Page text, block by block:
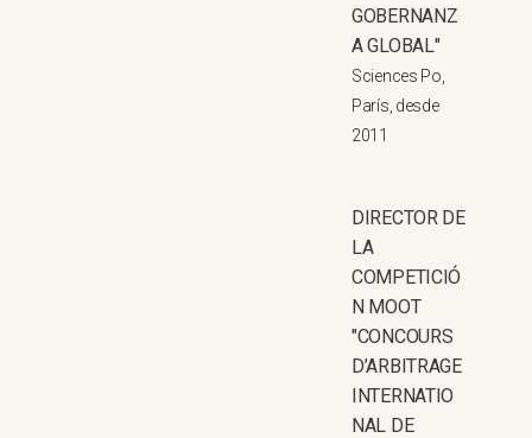
GOBERNANZ
A GLOBAL"
Sciences Po,
París, desde
2011
DIRECTOR DE
LA
COMPETICIÓ
N MOOT
"CONCOURS
D’ARBITRAGE
INTERNATIO
NAL DE